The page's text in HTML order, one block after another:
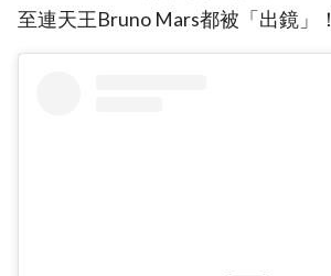
至連天王Bruno Mars都被「出鏡」！